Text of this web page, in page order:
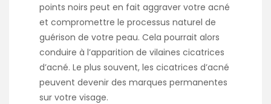
points noirs peut en fait aggraver votre acné
et compromettre le processus naturel de
guérison de votre peau. Cela pourrait alors
conduire à l’apparition de vilaines cicatrices
d’acné. Le plus souvent, les cicatrices d’acné
peuvent devenir des marques permanentes
sur votre visage.